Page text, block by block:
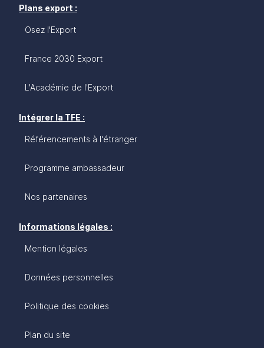
Plans export :
Osez l'Export
France 2030 Export
L'Académie de l'Export
Intégrer la TFE :
Référencements à l'étranger
Programme ambassadeur
Nos partenaires
Informations légales :
Mention légales
Données personnelles
Politique des cookies
Plan du site